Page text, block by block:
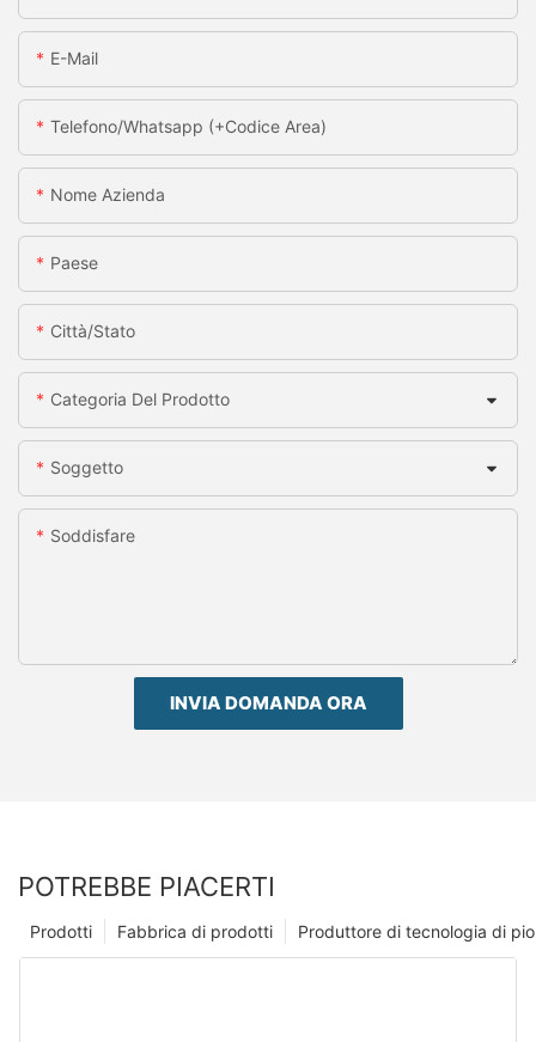
E-Mail
Telefono/whatsapp (+codice Area)
Nome Azienda
Paese
Città/stato
Categoria Del Prodotto
Soggetto
Soddisfare
INVIA DOMANDA ORA
POTREBBE PIACERTI
Produttore di tecnologia di
Fabbrica di prodotti
Prodotti